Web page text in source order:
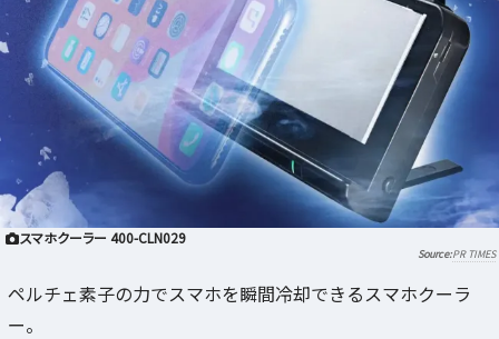
スマホクーラー 400-CLN029
PR TIMES
ペルチェ素子の力でスマホを瞬間冷却できるスマホクーラ
ー。